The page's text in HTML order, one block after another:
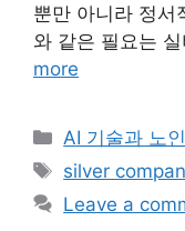
뿐만 아니라 정서
와 같은 필요는
more
Categories
AI 기술과 노인
Tags
silver
Leave a